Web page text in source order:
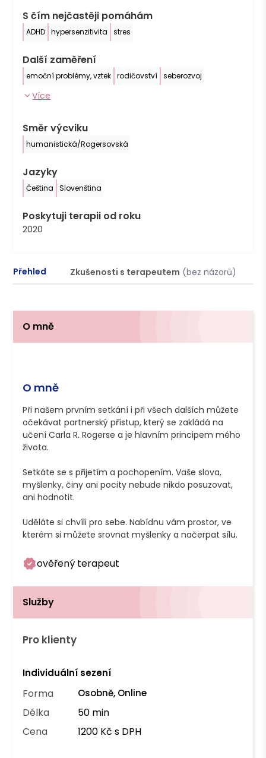
S čím nejčastěji pomáhám
ADHD hypersenzitivita stres
Další zaměření
emoční problémy, vztek rodičovství seberozvoj
Více
Směr výcviku
humanistická/Rogersovská
Jazyky
Čeština Slovenština
Poskytuji terapii od roku
2020
Přehled Zkušenosti s terapeutem (bez názorů)
O mně
O mně
Při našem prvním setkání i při všech dalších můžete
očekávat partnerský přístup, který se zakládá na
učení Carla R. Rogerse a je hlavním principem mého
života.
Setkáte se s přijetím a pochopením. Vaše slova,
myšlenky, činy ani pocity nebude nikdo posuzovat,
ani hodnotit.
Uděláte si chvíli pro sebe. Nabídnu vám prostor, ve
kterém si můžete srovnat myšlenky a načerpat sílu.
ověřený terapeut
Služby
Pro klienty
Individuální sezení
Forma Osobně, Online
Délka
50 min
Cena
1200 Kč s DPH